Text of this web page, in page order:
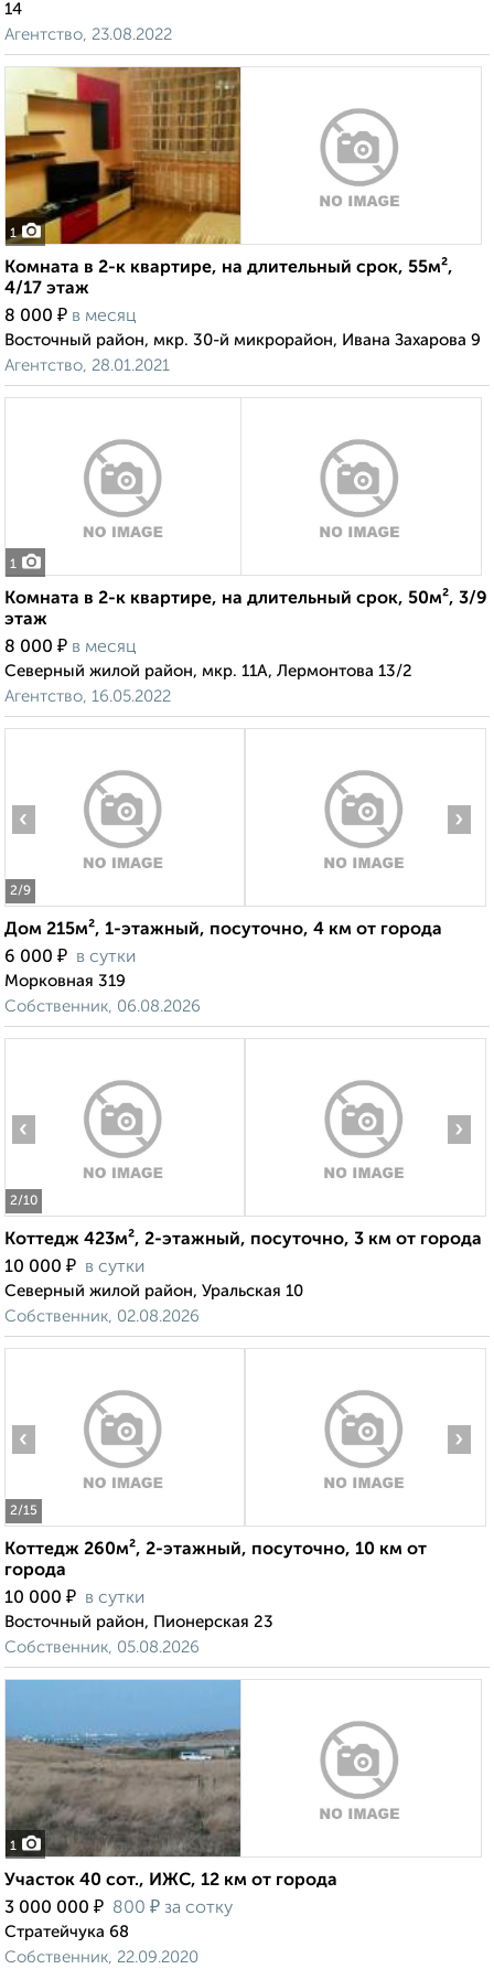
14
Агентство, 23.08.2022
1
Комната в 2-к квартире, на длительный срок, 55м²,
4/17 этаж
8 000 ₽ в месяц
Восточный район, мкр. 30-й микрорайон, Ивана Захарова 9
Агентство, 28.01.2021
1
Комната в 2-к квартире, на длительный срок, 50м², 3/9
этаж
8 000 ₽ в месяц
Северный жилой район, мкр. 11А, Лермонтова 13/2
Агентство, 16.05.2022
2/9
‹ ›
Дом 215м², 1-этажный, посуточно, 4 км от города
6 000 ₽ в сутки
Морковная 319
Собственник, 06.08.2026
2/10
‹ ›
Коттедж 423м², 2-этажный, посуточно, 3 км от города
10 000 ₽ в сутки
Северный жилой район, Уральская 10
Собственник, 02.08.2026
2/15
‹ ›
Коттедж 260м², 2-этажный, посуточно, 10 км от
города
10 000 ₽ в сутки
Восточный район, Пионерская 23
Собственник, 05.08.2026
1
Участок 40 сот., ИЖС, 12 км от города
3 000 000 ₽ 800 ₽ за сотку
Стратейчука 68
Собственник, 22.09.2020